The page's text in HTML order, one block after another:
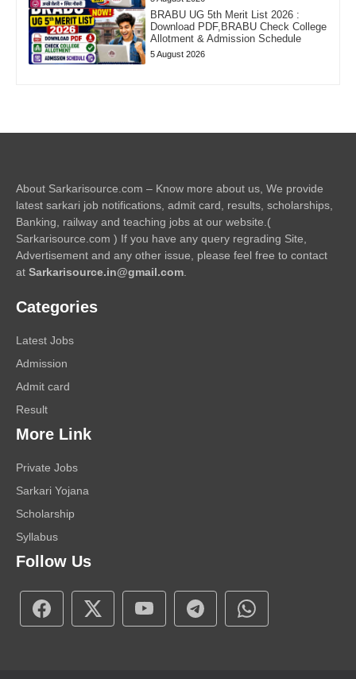
BRABU UG 5th Merit List 2026 :
Download PDF,BRABU Check College
Allotment & Admission Schedule
5 August 2026
About Sarkarisource.com – Know more about us, We provide
latest sarkari job notifications, admit card, results, scholarships,
Banking, railway and teaching jobs at our website.(
Sarkarisource.com ) If you have any query regrading Site,
Advertisement and any other issue, please feel free to contact
at Sarkarisource.in@gmail.com
Categories
Latest Jobs
Admission
Admit card
Result
More Link
Private Jobs
Sarkari Yojana
Scholarship
Syllabus
Follow Us